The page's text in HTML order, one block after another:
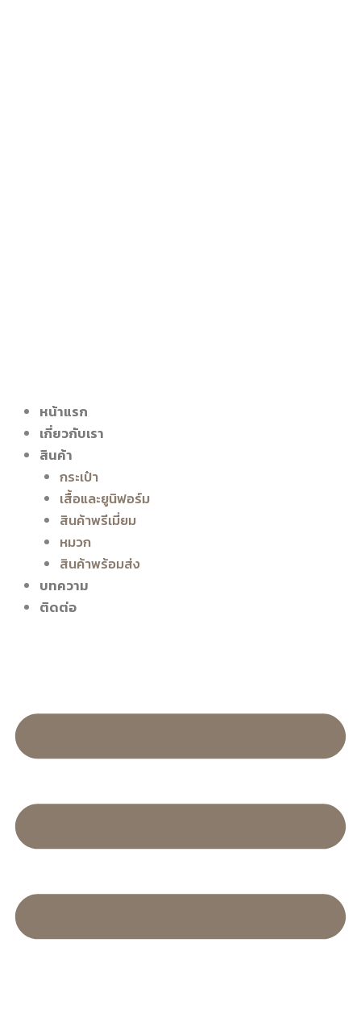
หน้าแรก
เกี่ยวกับเรา
สินค้า
กระเป๋า
เสื้อและยูนิฟอร์ม
สินค้าพรีเมี่ยม
หมวก
สินค้าพร้อมส่ง
บทความ
ติดต่อ